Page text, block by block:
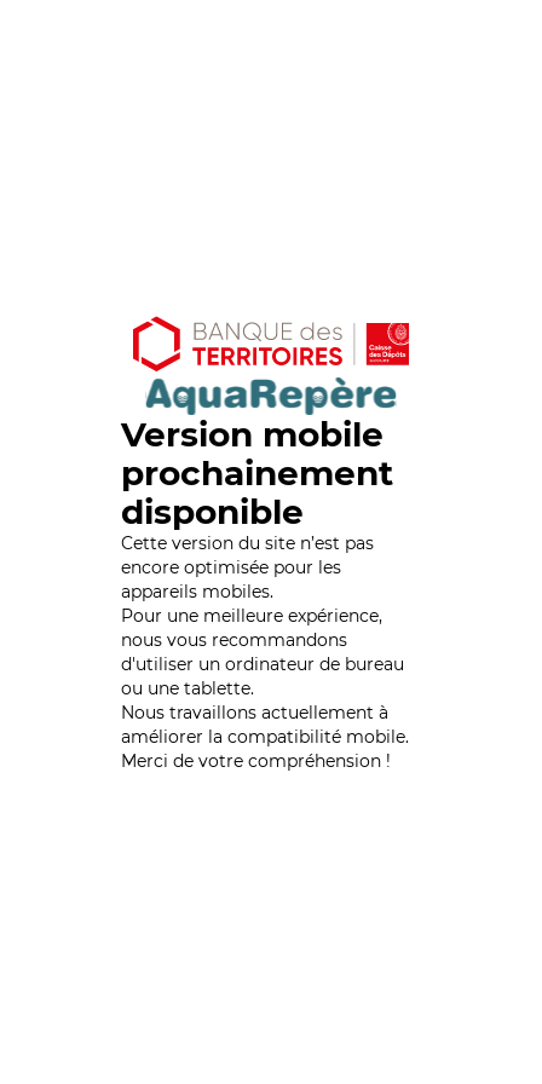
Version mobile
prochainement
disponible
Cette version du site n’est pas
encore optimisée pour les
appareils mobiles.
Pour une meilleure expérience,
nous vous recommandons
d'utiliser un ordinateur de bureau
ou une tablette.
Nous travaillons actuellement à
améliorer la compatibilité mobile.
Merci de votre compréhension !